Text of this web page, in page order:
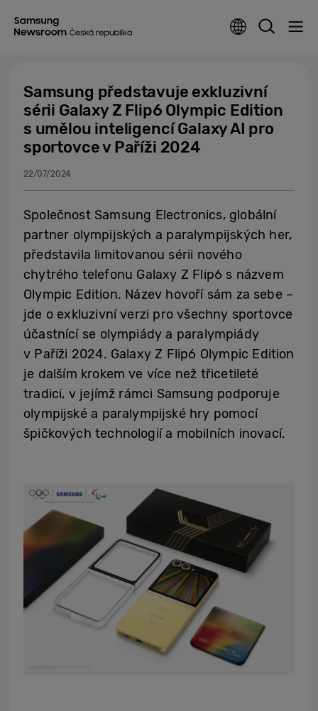
Samsung představuje exkluzivní
sérii Galaxy Z Flip6 Olympic Edition
s umělou inteligencí Galaxy AI pro
sportovce v Paříži 2024
22/07/2024
Společnost Samsung Electronics, globální
partner olympijských a paralympijských her,
představila limitovanou sérii nového
chytrého telefonu Galaxy Z Flip6 s názvem
Olympic Edition. Název hovoří sám za sebe –
jde o exkluzivní verzi pro všechny sportovce
účastnící se olympiády a paralympiády
v Paříži 2024. Galaxy Z Flip6 Olympic Edition
je dalším krokem ve více než třicetileté
tradici, v jejímž rámci Samsung podporuje
olympijské a paralympijské hry pomocí
špičkových technologií a mobilních inovací.